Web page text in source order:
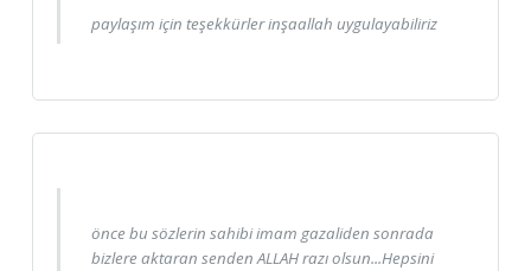
paylaşım için teşekkürler inşaallah uygulayabiliriz
önce bu sözlerin sahibi imam gazaliden sonrada
bizlere aktaran senden ALLAH razı olsun...Hepsini